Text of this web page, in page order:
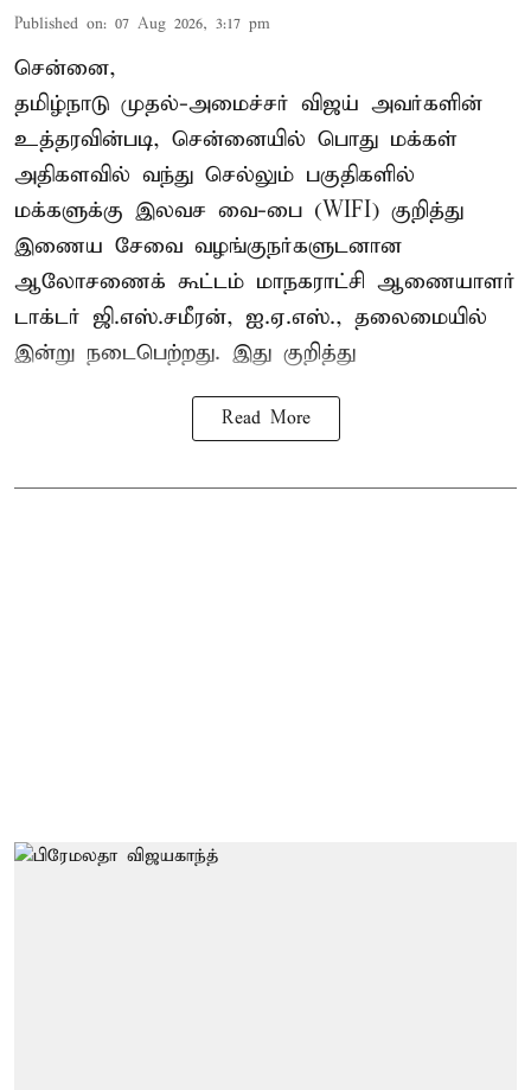
Published on: 07 Aug 2026, 3:17 pm
சென்னை,
தமிழ்நாடு முதல்-அமைச்சர் விஜய் அவர்களின்
உத்தரவின்படி, சென்னையில் பொது மக்கள்
அதிகளவில் வந்து செல்லும் பகுதிகளில்
மக்களுக்கு இலவச வை-பை (WIFI) குறித்து
இணைய சேவை வழங்குநர்களுடனான
ஆலோசணைக் கூட்டம் மாநகராட்சி ஆணையாளர்
டாக்டர் ஜி.எஸ்.சமீரன், ஐ.ஏ.எஸ்., தலைமையில்
இன்று நடைபெற்றது. இது குறித்து
Read More